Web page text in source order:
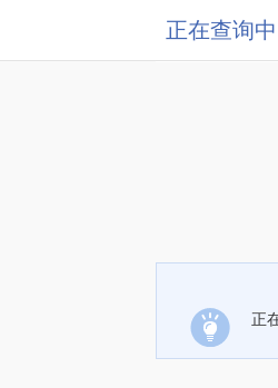
正在查询中
正